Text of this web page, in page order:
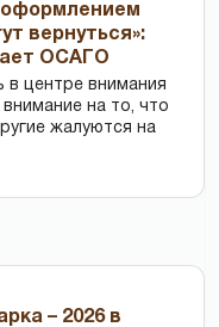
вернуться»:
ОСАГО
в центре внимания
на то, что
жалуются на
– 2026 в